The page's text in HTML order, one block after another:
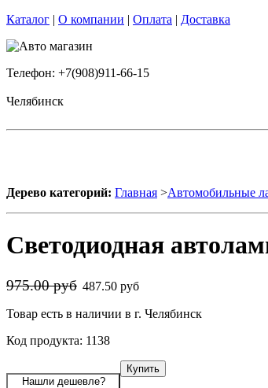
Каталог | О компании | Оплата | Доставка
Телефон: +7(908)911-66-15
Челябинск
Дерево категорий: Главная >Автомобильные
Светодиодная
975.00 руб 487.50 руб
Товар есть в наличии в г. Челябинск
Код продукта: 1138